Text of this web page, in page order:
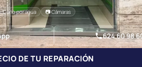
Daño por agua 📷 Cámaras
624 60 98
DE TU REPARACIÓN